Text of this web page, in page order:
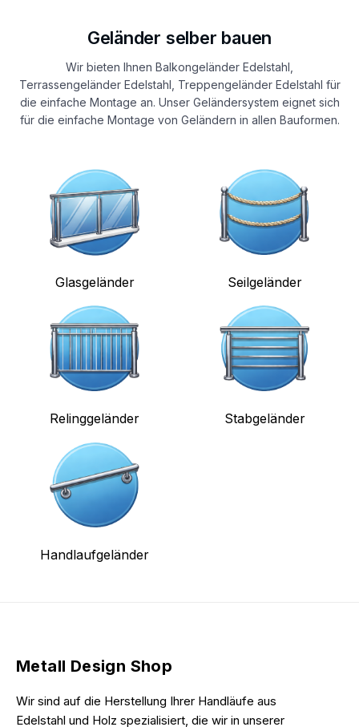
Geländer selber bauen
Wir bieten Ihnen Balkongeländer Edelstahl,
Terrassengeländer Edelstahl, Treppengeländer Edelstahl für
die einfache Montage an. Unser Geländersystem eignet sich
für die einfache Montage von Geländern in allen Bauformen.
Glasgeländer Seilgeländer
Relinggeländer Stabgeländer
Handlaufgeländer
Metall Design Shop
Wir sind auf die Herstellung Ihrer Handläufe aus
Edelstahl und Holz spezialisiert, die wir in unserer